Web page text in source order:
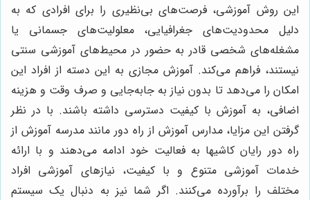
این روش آموزشی، فرصت‌های بی‌نظیری را برای افرادی که به
دلیل محدودیت‌های جغرافیایی، معلولیت‌های جسمانی یا
مشغله‌های شخصی قادر به حضور در محیط‌های آموزشی سنتی
نیستند، فراهم می‌کند. آموزش مجازی به این دسته از افراد این
امکان را می‌دهد تا بدون نیاز به جابه‌جایی و صرف وقت و هزینه
اضافی، به آموزش با کیفیت دسترسی داشته باشند. با در نظر
گرفتن این مزایا، مدارس آموزش از راه دور مانند مدرسه آموزش از
راه دور رایان کاشیها به فعالیت خود ادامه می‌دهند و با ارائه
خدمات آموزشی متنوع و با کیفیت، نیازهای آموزشی افراد
مختلف را برآورده می‌کنند. اگر شما نیز به دنبال یک سیستم